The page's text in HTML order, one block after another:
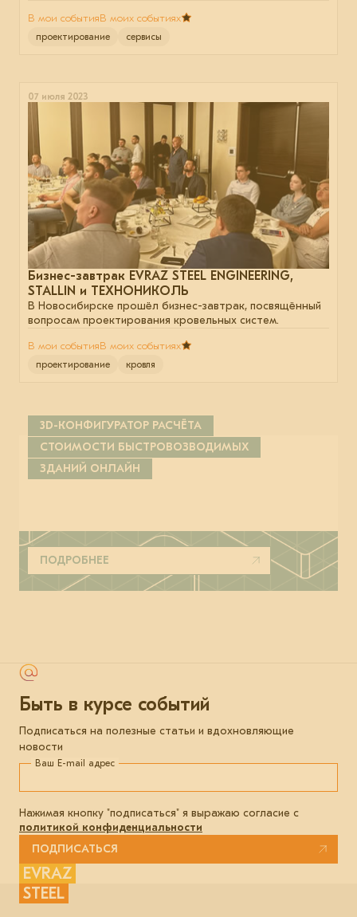
В мои событияВ моих событиях
проектирование сервисы
07 июля 2023
Бизнес-завтрак EVRAZ STEEL ENGINEERING,
STALLIN и ТЕХНОНИКОЛЬ
В Новосибирске прошёл бизнес-завтрак, посвящённый
вопросам проектирования кровельных систем.
В мои событияВ моих событиях
проектирование кровля
3D-КОНФИГУРАТОР РАСЧЁТА
СТОИМОСТИ БЫСТРОВОЗВОДИМЫХ
ЗДАНИЙ ОНЛАЙН
ПОДРОБНЕЕ
Быть в курсе событий
Подписаться на полезные статьи и вдохновляющие
новости
Ваш E-mail адрес
Нажимая кнопку "подписаться" я выражаю согласие с
политикой конфиденциальности
ПОДПИСАТЬСЯ
EVRAZ
STEEL